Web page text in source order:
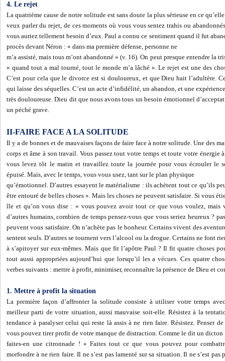
4. Le rejet
La quatrième cause de notre solitude est sans doute la plus sérieuse en ce
veux parler du rejet, de ces moments où vous vous sentez trahis ou
vous auriez tellement besoin d’eux. Paul a connu ce sentiment quand il fut
procès devant Néron : « dans ma première défense, personne ne
m’a assisté, mais tous m’ont abandonné » (v. 16). On peut presque entendre la
« quand tout a mal tourné, tout le monde m’a lâché ». Le rejet est une des
C’est pour cela que le divorce est si douloureux, et que Dieu hait l’adultère.
qui laisse des séquelles. C’est un acte d’infidélité, un abandon, et une expérience
très douloureuse. Dieu dit que nous avons tous un besoin émotionnel
un péché grave.
II-FAIRE FACE A LA SOLITUDE
Il y a de bonnes et de mauvaises façons de faire face à notre solitude. Une des
corps et âme à son travail. Vous passez tout votre temps et toute votre énergie
vous levez tôt le matin et travaillez toute la journée pour vous écrouler le
épuisé. Mais, avec le temps, vous vous usez, tant sur le plan physique
qu’émotionnel. D’autres essayent le matérialisme : ils achètent tout ce qu’ils
être entouré de belles choses ». Mais les choses ne peuvent satisfaire. Si vous
île et qu’on vous dise : « vous pouvez avoir tout ce que vous voulez, mais
d’autres humains, combien de temps pensez-vous que vous seriez heureux ?
peuvent vous satisfaire. On n’achète pas le bonheur. Certains vivent des
sentent seuls. D’autres se tournent vers l’alcool ou la drogue. Certains ne font
à s’apitoyer sur eux-mêmes. Mais que fit l’apôtre Paul ? Il fit quatre choses
tout aussi appropriées aujourd’hui que lorsqu’il les a vécues. Ces quatre
verbes suivants : mettre à profit, minimiser, reconnaître la présence de Dieu et
1. Mettre à profit la situation
La première façon d’affronter la solitude consiste à utiliser votre temps
meilleur parti de votre situation, aussi mauvaise soit-elle. Résistez à la
tendance à paralyser celui qui reste là assis à ne rien faire. Résistez. Penser
vous pouvez tirer profit de votre manque de distraction. Comme le dit un
faites-en une citronnade ! » Faites tout ce que vous pouvez pour
morfondre à ne rien faire. Il ne s’est pas lamenté sur sa situation. Il ne s’est pas